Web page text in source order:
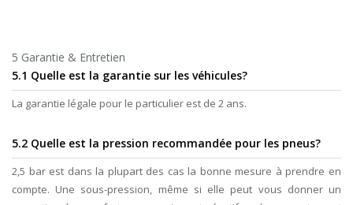
5 Garantie & Entretien
5.1 Quelle est la garantie sur les véhicules?
La garantie légale pour le particulier est de 2 ans.
5.2 Quelle est la pression recommandée pour les pneus?
2,5 bar est dans la plupart des cas la bonne mesure à prendre en
compte. Une sous-pression, même si elle peut vous donner un